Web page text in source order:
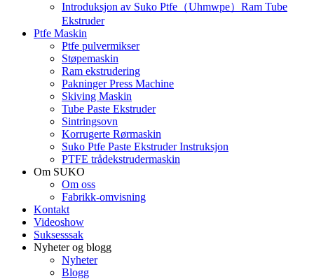
Introduksjon av Suko Ptfe（Uhmwpe）Ram Tube
Ekstruder
Ptfe Maskin
Ptfe pulvermikser
Støpemaskin
Ram ekstrudering
Pakninger Press Machine
Skiving Maskin
Tube Paste Ekstruder
Sintringsovn
Korrugerte Rørmaskin
Suko Ptfe Paste Ekstruder Instruksjon
PTFE trådekstrudermaskin
Om SUKO
Om oss
Fabrikk-omvisning
Kontakt
Videoshow
Suksesssak
Nyheter og blogg
Nyheter
Blogg